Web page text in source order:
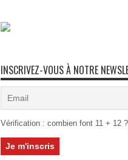
INSCRIVEZ-VOUS À NOTRE
Vérification : combien font 11 + 12 ?